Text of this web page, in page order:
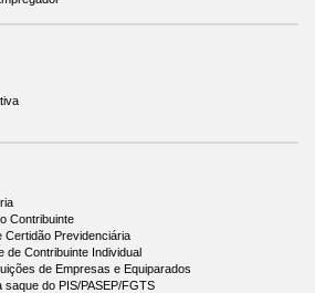
Contribuinte
Certidão Previdenciária
de Contribuinte Individual
de Empresas e Equiparados
do PIS/PASEP/FGTS